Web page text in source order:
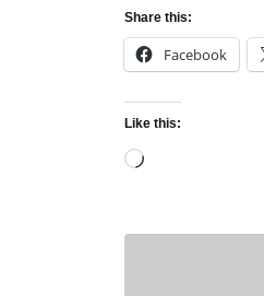
Share this:
Facebook
Like this:
Loading…